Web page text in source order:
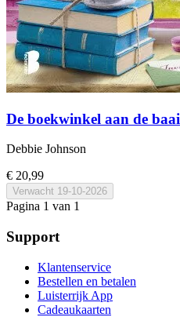
De boekwinkel aan de baai
Debbie Johnson
€ 20,99
Verwacht 19-10-2026
Pagina 1 van 1
Support
Klantenservice
Bestellen en betalen
Luisterrijk App
Cadeaukaarten